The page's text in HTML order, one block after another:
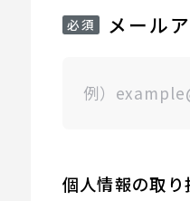
メール
個人情報の取り